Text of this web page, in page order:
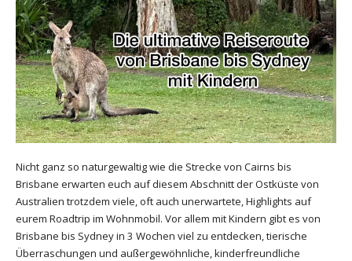
Nicht ganz so naturgewaltig wie die Strecke von Cairns bis
Brisbane erwarten euch auf diesem Abschnitt der Ostküste von
Australien trotzdem viele, oft auch unerwartete, Highlights auf
eurem Roadtrip im Wohnmobil. Vor allem mit Kindern gibt es von
Brisbane bis Sydney in 3 Wochen viel zu entdecken, tierische
Überraschungen und außergewöhnliche, kinderfreundliche